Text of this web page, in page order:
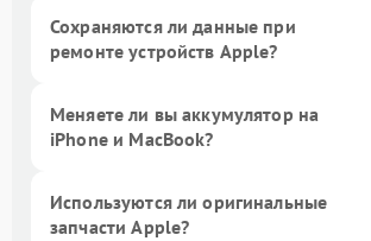
Сохраняются ли данные при
ремонте устройств Apple?
Меняете ли вы аккумулятор на
iPhone и MacBook?
Используются ли оригинальные
запчасти Apple?